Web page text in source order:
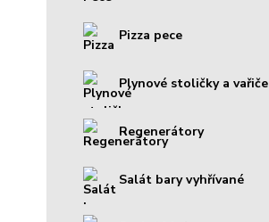
Pizza pece
Plynové stoličky a vařiče
Regenerátory
Salát bary vyhřívané